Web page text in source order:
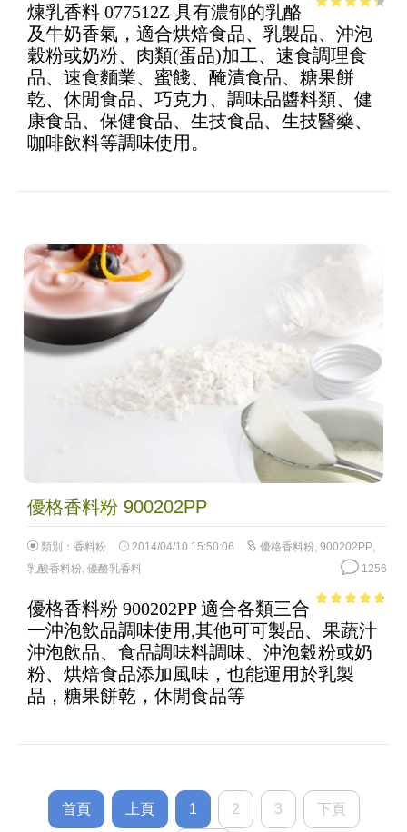
of 5
煉乳香料 077512Z 具有濃郁的乳酪
及牛奶香氣，適合烘焙食品、乳製品、沖泡
穀粉或奶粉、肉類(蛋品)加工、速食調理食
品、速食麵業、蜜餞、醃漬食品、糖果餅
乾、休閒食品、巧克力、調味品醬料類、健
康食品、保健食品、生技食品、生技醫藥、
咖啡飲料等調味使用。
優格香料粉 900202PP
類別： 香料粉 2014/04/10 15:50:06 優格香料粉, 900202PP,
乳酸香料粉, 優酪乳香料 1256
5
優格香料粉 900202PP 適合各類三合
一沖泡飲品調味使用,其他可可製品、果蔬汁
沖泡飲品、食品調味料調味、沖泡穀粉或奶
粉、烘焙食品添加風味，也能運用於乳製
品，糖果餅乾，休閒食品等
首頁 上頁 1 2 3 下頁